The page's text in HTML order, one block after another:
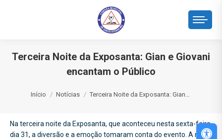
Terceira Noite da Exposanta: Gian e Giovani
encantam o Público
Início Notícias Terceira Noite da Exposanta: Gian…
Na terceira noite da Exposanta, que aconteceu nesta sexta-feira,
dia 31, a diversão e a emoção tomaram conta do evento. A noite